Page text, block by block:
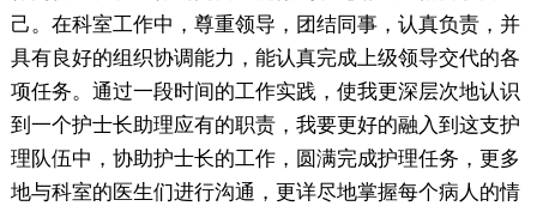
己。在科室工作中，尊重领导，团结同事，认真负责，并
具有良好的组织协调能力，能认真完成上级领导交代的各
项任务。通过一段时间的工作实践，使我更深层次地认识
到一个护士长助理应有的职责，我要更好的融入到这支护
理队伍中，协助护士长的工作，圆满完成护理任务，更多
地与科室的医生们进行沟通，更详尽地掌握每个病人的情